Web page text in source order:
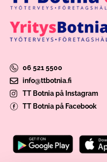
06 521 5500
info@ttbotnia.fi
TT Botnia på Instagram
TT Botnia på Facebook